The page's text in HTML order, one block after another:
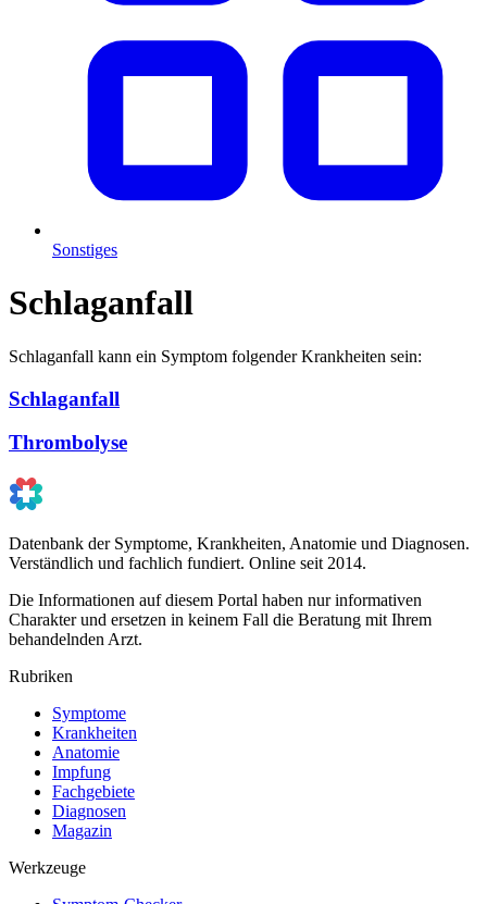
Sonstiges
Schlaganfall
Schlaganfall kann ein Symptom folgender Krankheiten sein:
Schlaganfall
Thrombolyse
Datenbank der Symptome, Krankheiten, Anatomie und Diagnosen.
Verständlich und fachlich fundiert. Online seit 2014.
Die Informationen auf diesem Portal haben nur informativen
Charakter und ersetzen in keinem Fall die Beratung mit Ihrem
behandelnden Arzt.
Rubriken
Symptome
Krankheiten
Anatomie
Impfung
Fachgebiete
Diagnosen
Magazin
Werkzeuge